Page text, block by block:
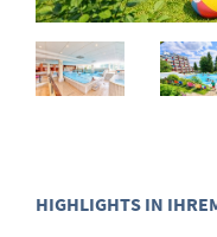
HIGHLIGHTS IN